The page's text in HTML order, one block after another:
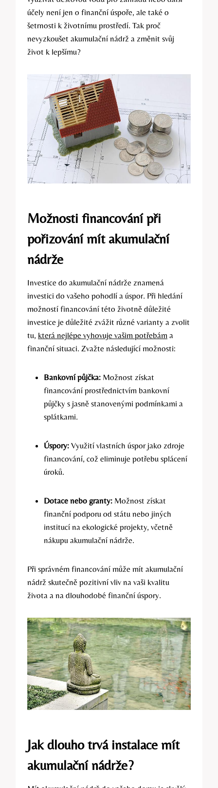
účely není jen o finanční úspoře, ale také o
šetrnosti k životnímu prostředí. Tak proč
nevyzkoušet akumulační nádrž a změnit svůj
život k lepšímu?
Možnosti financování při
pořizování mít akumulační
nádrže
Investice do akumulační nádrže znamená
investici do vašeho pohodlí a úspor. Při hledání
možností financování této životně důležité
investice je důležité zvážit různé varianty a zvolit
tu, která nejlépe vyhovuje vašim potřebám a
finanční situaci. Zvažte následující možnosti:
Bankovní půjčka: Možnost získat
financování prostřednictvím bankovní
půjčky s jasně stanovenými podmínkami a
splátkami.
Úspory: Využití vlastních úspor jako zdroje
financování, což eliminuje potřebu splácení
úroků.
Dotace nebo granty: Možnost získat
finanční podporu od státu nebo jiných
institucí na ekologické projekty, včetně
nákupu akumulační nádrže.
Při správném financování může mít akumulační
nádrž skutečně pozitivní vliv na vaši kvalitu
života a na dlouhodobé finanční úspory.
Jak dlouho trvá instalace mít
akumulační nádrže?